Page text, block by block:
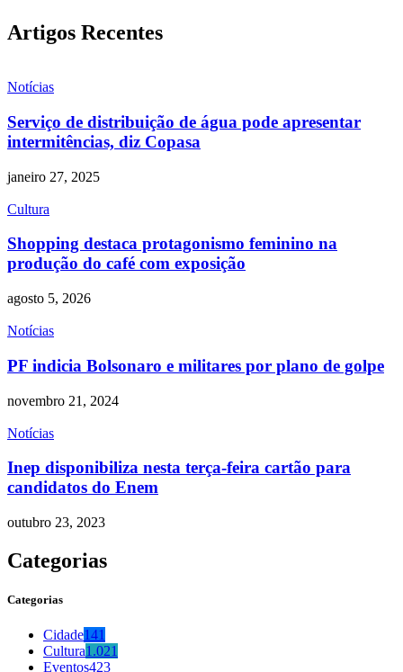
Artigos Recentes
Notícias
Serviço de distribuição de água pode apresentar
intermitências, diz Copasa
janeiro 27, 2025
Cultura
Shopping destaca protagonismo feminino na
produção do café com exposição
agosto 5, 2026
Notícias
PF indicia Bolsonaro e militares por plano de golpe
novembro 21, 2024
Notícias
Inep disponibiliza nesta terça-feira cartão para
candidatos do Enem
outubro 23, 2023
Categorias
Categorias
Cidade141
Cultura1.021
Eventos423